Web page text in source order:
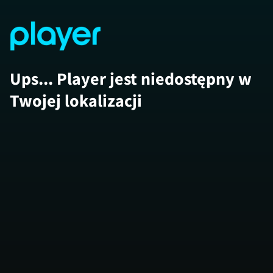
Ups... Player jest niedostępny w
Twojej lokalizacji